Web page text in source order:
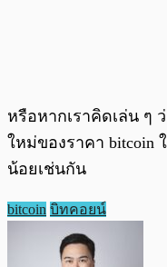
หรือหากเราคิดเล่น ๆ
ใหม่ของราคา bitcoin
น้อยเช่นกัน
bitcoin บิทคอยน์